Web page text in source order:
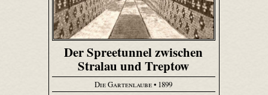
Der Spreetunnel zwischen
Stralau und Treptow
Die Gartenlaube• 1899